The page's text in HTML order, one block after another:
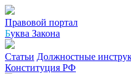
Правовой портал
Буква Закона
Статьи Должностные
Конституция РФ